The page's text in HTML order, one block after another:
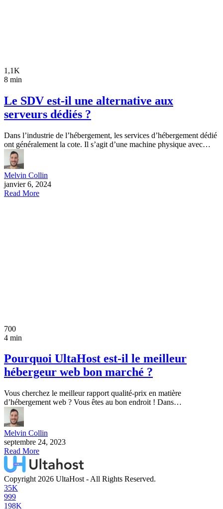
1,1K
8 min
Le SDV est-il une alternative aux
serveurs dédiés ?
Dans l’industrie de l’hébergement, les services d’hébergement dédié
ont généralement la cote. Il s’agit d’une machine physique avec…
Melvin Collin
janvier 6, 2024
Read More
700
4 min
Pourquoi UltaHost est-il le meilleur
hébergeur web bon marché ?
Vous cherchez le meilleur rapport qualité-prix en matière
d’hébergement web ? Vous êtes au bon endroit ! Dans…
Melvin Collin
septembre 24, 2023
Read More
Copyright 2026 UltaHost - All Rights Reserved.
35K
999
198K